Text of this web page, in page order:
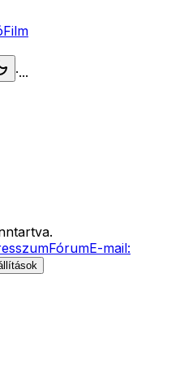
Film
·...
FórumE-mail: